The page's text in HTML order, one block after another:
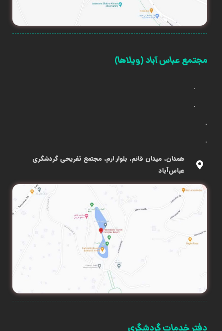
مجتمع عباس آباد (ویلاها)
.
.
.
.
همدان، میدان قائم، بلوار ارم، مجتمع تفریحی گردشگری
عباس‌آباد